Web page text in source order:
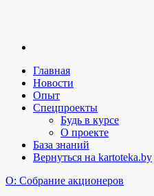
Главная
Новости
Опыт
Спецпроекты
Будь в курсе
О проекте
База знаний
Вернуться на kartoteka.by
O: Собрание акционеров